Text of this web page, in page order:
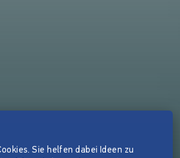
Sie helfen dabei Ideen zu